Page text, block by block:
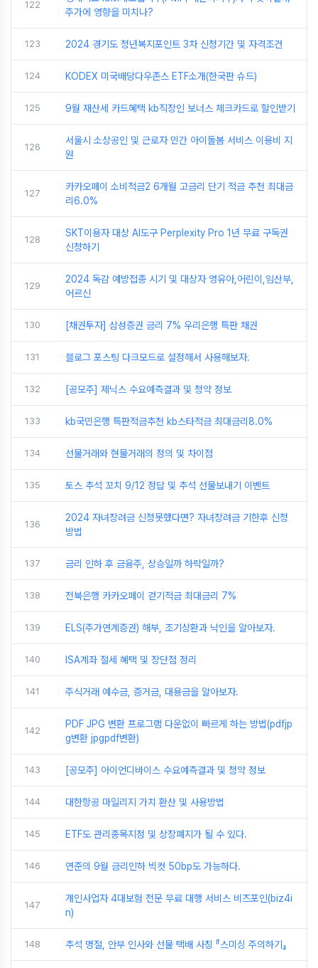
122
주가에 영향을 미치나?
123 2024 경기도 청년복지포인트 3차 신청기간 및 자격조건
124 KODEX 미국배당다우존스 ETF소개(한국판 슈드)
125 9월 재산세 카드혜택 kb직장인 보너스 체크카드로 할인받기
126
서울시 소상공인 및 근로자 민간 아이돌봄 서비스 이용비 지
원
127
카카오페이 소비적금2 6개월 고금리 단기 적금 추천 최대금
리6.0%
128
SKT이용자 대상 AI도구 Perplexity Pro 1년 무료 구독권
신청하기
129
2024 독감 예방접종 시기 및 대상자 영유아,어린이,임산부,
어르신
130 [채권투자] 삼성증권 금리 7% 우리은행 특판 채권
131 블로그 포스팅 다크모드로 설정해서 사용해보자.
132 [공모주] 제닉스 수요예측결과 및 청약 정보
133 kb국민은행 특판적금추천 kb스타적금 최대금리8.0%
134 선물거래와 현물거래의 정의 및 차이점
135 토스 추석 꼬치 9/12 정답 및 추석 선물보내기 이벤트
136
2024 자녀장려금 신청못했다면? 자녀장려금 기한후 신청
방법
137 금리 인하 후 금융주, 상승일까 하락일까?
138 전북은행 카카오페이 걷기적금 최대금리 7%
139 ELS(주가연계증권) 해부, 조기상환과 낙인을 알아보자.
140 ISA계좌 절세 혜택 및 장단점 정리
141 주식거래 예수금, 증거금, 대용금을 알아보자.
142
PDF JPG 변환 프로그램 다운없이 빠르게 하는 방법(pdfjp
g변환 jpgpdf변환)
143 [공모주] 아이언디바이스 수요예측결과 및 청약 정보
144 대한항공 마일리지 가치 환산 및 사용방법
145 ETF도 관리종목지정 및 상장폐지가 될 수 있다.
146 연준의 9월 금리인하 빅컷 50bp도 가능하다.
147
개인사업자 4대보험 전문 무료 대행 서비스 비즈포인(biz4i
n)
148 추석 명절, 안부 인사와 선물 택배 사칭 『스미싱 주의하기』